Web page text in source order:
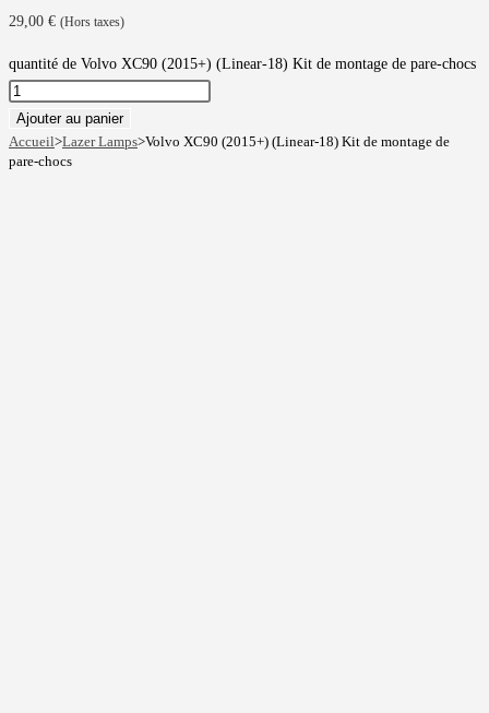
29,00 € (Hors taxes)
quantité de Volvo XC90 (2015+) (Linear-18) Kit de montage de pare-chocs
Ajouter au panier
Accueil>Lazer Lamps>Volvo XC90 (2015+) (Linear-18) Kit de montage de
pare-chocs